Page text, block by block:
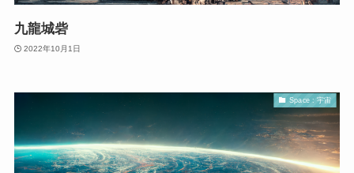
九龍城砦
2022年10月1日
Space : 宇宙